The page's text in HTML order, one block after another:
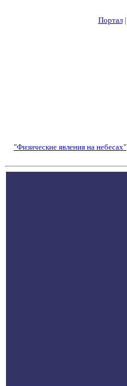
Портал|
"Физические явления на небесах"